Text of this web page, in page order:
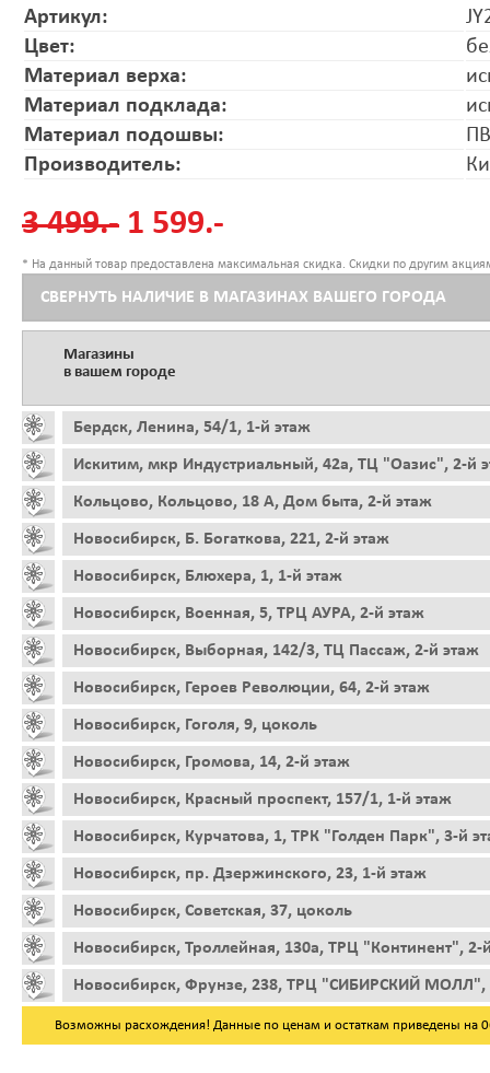
Артикул:
Цвет:
Материал верха:
Материал подклада:
Материал подошвы:
Производитель:
3 499.- 1 599.-
* На данный товар предоставлена максимальная скидка. Скидки по другим
СВЕРНУТЬ НАЛИЧИЕ В МАГАЗИНАХ ВАШЕГО ГОРОДА
Магазины
в вашем городе
Бердск, Ленина, 54/1, 1-й этаж
Искитим, мкр Индустриальный, 42а, ТЦ "Оазис", 2-й
Кольцово, Кольцово, 18 А, Дом быта, 2-й этаж
Новосибирск, Б. Богаткова, 221, 2-й этаж
Новосибирск, Блюхера, 1, 1-й этаж
Новосибирск, Военная, 5, ТРЦ АУРА, 2-й этаж
Новосибирск, Выборная, 142/3, ТЦ Пассаж, 2-й этаж
Новосибирск, Героев Революции, 64, 2-й этаж
Новосибирск, Гоголя, 9, цоколь
Новосибирск, Громова, 14, 2-й этаж
Новосибирск, Красный проспект, 157/1, 1-й этаж
Новосибирск, Курчатова, 1, ТРК "Голден Парк", 3-й
Новосибирск, пр. Дзержинского, 23, 1-й этаж
Новосибирск, Советская, 37, цоколь
Новосибирск, Троллейная, 130а, ТРЦ "Континент", 2-
Новосибирск, Фрунзе, 238, ТРЦ "СИБИРСКИЙ МОЛЛ",
Возможны расхождения! Данные по ценам и остаткам приведены на